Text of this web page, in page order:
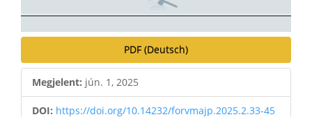
PDF (Deutsch)
Megjelent: jún. 1, 2025
DOI: https://doi.org/10.14232/forvmajp.2025.2.33-45